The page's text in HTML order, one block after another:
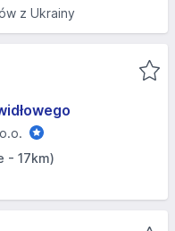
z Ukrainy
- 17km)